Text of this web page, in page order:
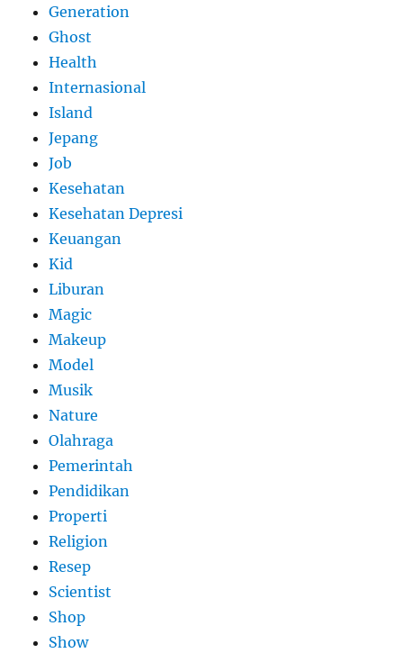
Generation
Ghost
Health
Internasional
Island
Jepang
Job
Kesehatan
Kesehatan Depresi
Keuangan
Kid
Liburan
Magic
Makeup
Model
Musik
Nature
Olahraga
Pemerintah
Pendidikan
Properti
Religion
Resep
Scientist
Shop
Show